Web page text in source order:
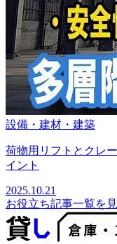
設備・建材・建築
荷物用リフトとクレ
イント
2025.10.21
お役立ち記事一覧を